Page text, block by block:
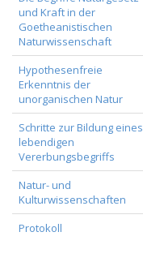
und Kraft in der
Goetheanistischen
Naturwissenschaft
Hypothesenfreie
Erkenntnis der
unorganischen Natur
Schritte zur Bildung eines
lebendigen
Vererbungsbegriffs
Natur- und
Kulturwissenschaften
Protokoll